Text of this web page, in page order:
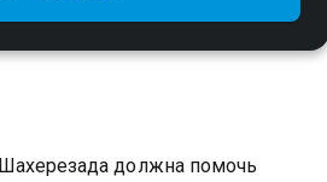
должна помочь